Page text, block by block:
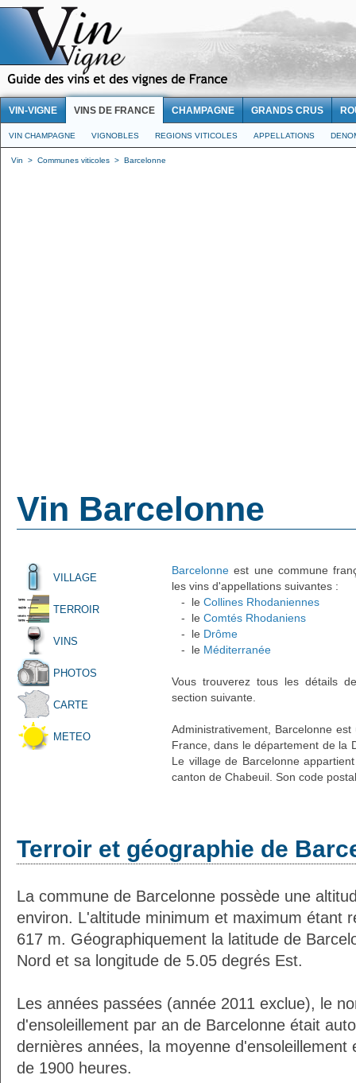
VIN-VIGNE VINS DE FRANCE CHAMPAGNE GRANDS CRUS
VIN CHAMPAGNE VIGNOBLES REGIONS VITICOLES APPELLATIONS
Vin > Communes viticoles > Barcelonne
Vin Barcelonne
VILLAGE
TERROIR
VINS
PHOTOS
CARTE
METEO
Barcelonne est une commune
les vins d'appellations suivantes :
- le Collines Rhodaniennes
- le Comtés Rhodaniens
- le Drôme
- le Méditerranée
Vous trouverez tous les détails
section suivante.
Administrativement, Barcelonne
France, dans le département de la
Le village de Barcelonne
canton de Chabeuil. Son code
Terroir et géographie de
La commune de Barcelonne possède une
environ. L'altitude minimum et maximum étant
617 m. Géographiquement la latitude de
Nord et sa longitude de 5.05 degrés Est.
Les années passées (année 2011 exclue), le
d'ensoleillement par an de Barcelonne était
dernières années, la moyenne d'ensoleillement
de 1900 heures.